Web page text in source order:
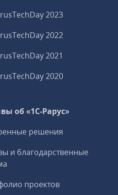
2023
2022
2021
2020
об «1С-Рарус»
решения
и благодарственные
проектов